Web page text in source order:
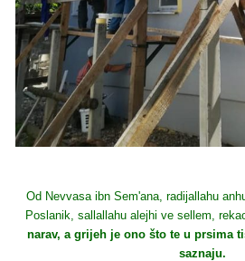
Od Nevvasa ibn Sem'ana, radijallahu
Poslanik, sallallahu alejhi ve sellem,
narav, a grijeh je ono što te u prsima
saznaju.